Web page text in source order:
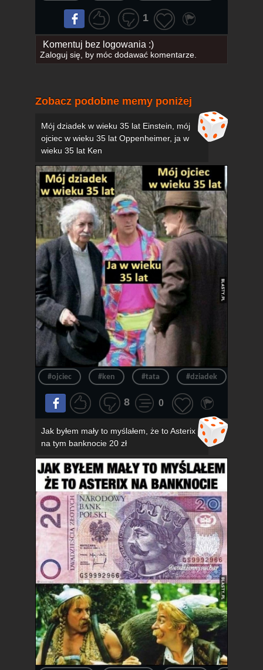
1
Komentuj bez logowania :)
Zaloguj się, by móc dodawać komentarze.
Zobacz podobne memy poniżej
Mój dziadek w wieku 35 lat Einstein, mój
ojciec w wieku 35 lat Oppenheimer, ja w
wieku 35 lat Ken
#ojciec #ken #tata #dziadek
8 0
Jak byłem mały to myślałem, że to Asterix
na tym banknocie 20 zł